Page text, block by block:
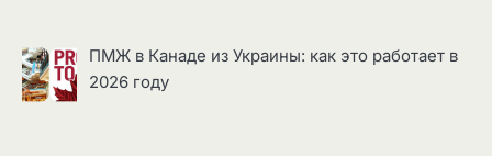
ПМЖ в Канаде из Украины: как это работает в
2026 году